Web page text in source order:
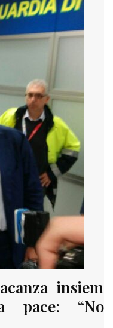
pace: